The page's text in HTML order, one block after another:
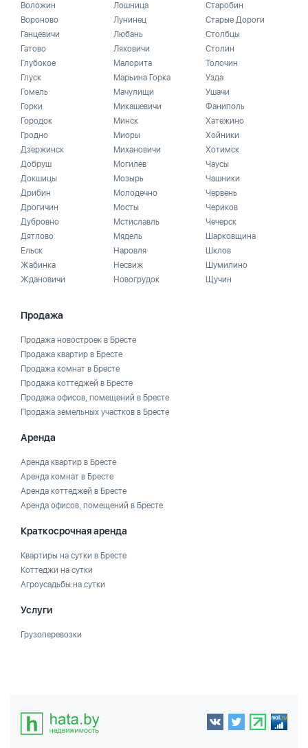
Воложин
Вороново
Ганцевичи
Гатово
Глубокое
Глуск
Гомель
Горки
Городок
Гродно
Дзержинск
Добруш
Докшицы
Дрибин
Дрогичин
Дубровно
Дятлово
Ельск
Жабинка
Ждановичи
Лошница
Лунинец
Любань
Ляховичи
Малорита
Марьина Горка
Мачулищи
Микашевичи
Минск
Миоры
Михановичи
Могилев
Мозырь
Молодечно
Мосты
Мстиславль
Мядель
Наровля
Несвиж
Новогрудок
Старобин
Старые Дороги
Столбцы
Столин
Толочин
Узда
Ушачи
Фаниполь
Хатежино
Хойники
Хотимск
Чаусы
Чашники
Червень
Чериков
Чечерск
Шарковщина
Шклов
Шумилино
Щучин
Продажа
Продажа новостроек в Бресте
Продажа квартир в Бресте
Продажа комнат в Бресте
Продажа коттеджей в Бресте
Продажа офисов, помещений в Бресте
Продажа земельных участков в Бресте
Аренда
Аренда квартир в Бресте
Аренда комнат в Бресте
Аренда коттеджей в Бресте
Аренда офисов, помещений в Бресте
Краткосрочная аренда
Квартиры на сутки в Бресте
Коттеджи на сутки
Агроусадьбы на сутки
Услуги
Грузоперевозки